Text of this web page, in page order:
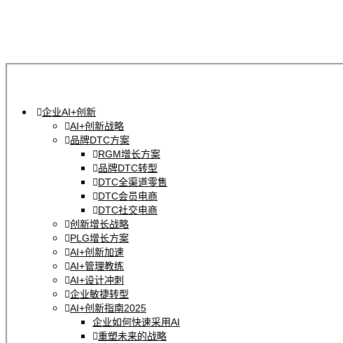
企业AI+创新
AI+创新战略
品牌DTC方案
RGM增长方案
品牌DTC转型
DTC全渠道零售
DTC会员电商
DTC社交电商
创新增长战略
PLG增长方案
AI+创新加速
AI+管理教练
AI+设计冲刺
企业敏捷转型
AI+创新指南2025
企业如何快速采用AI
重塑未来的战略